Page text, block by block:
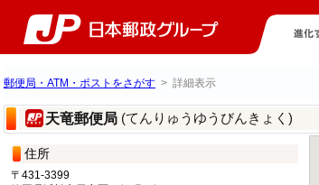
郵便局・ATM・ポストをさがす > 詳細表示
天竜郵便局 (てんりゅうゆうびんきょく)
住所
〒431-3399